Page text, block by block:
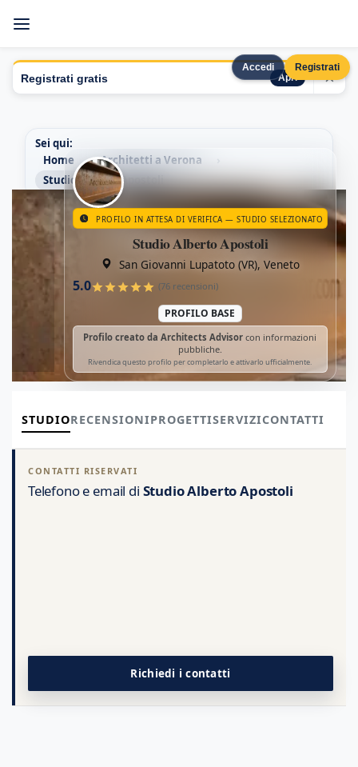
Accedi Registrati
Registrati gratis Apri ×
Sei qui:
Home
Architetti a Verona
Studio Alberto Apostoli
PROFILO IN ATTESA DI VERIFICA — STUDIO SELEZIONATO
Studio Alberto Apostoli
San Giovanni Lupatoto (VR), Veneto
Studio Alberto Apostoli · San Giovanni
5.0 (76 recensioni)
PROFILO BASE
Profilo creato da Architects Advisor con informazioni
pubbliche.
Rivendica questo profilo per completarlo e attivarlo ufficialmente.
STUDIORECENSIONIPROGETTISERVIZICONTATTI
CONTATTI RISERVATI
Telefono e email di Studio Alberto Apostoli
Richiedi i contatti